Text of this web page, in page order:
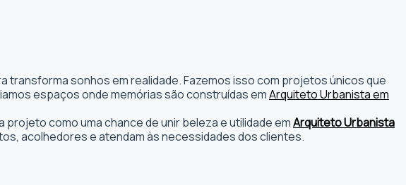
sonhos em realidade. Fazemos isso com projetos únicos que
espaços onde memórias são construídas emArquiteto Urbanista em
como uma chance de unir beleza e utilidade emArquiteto Urbanista
acolhedores e atendam às necessidades dos clientes.